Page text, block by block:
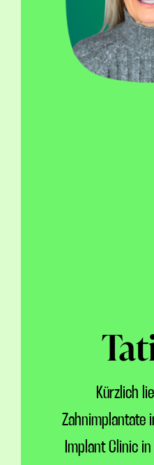
Kürzlich
Zahnimplantate
Implant Clinic in